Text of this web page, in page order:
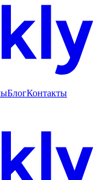
БлогКонтакты